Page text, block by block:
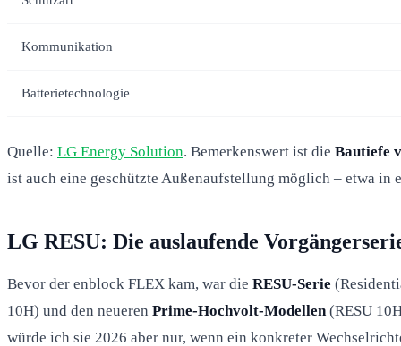
Kommunikation
Batterietechnologie
Quelle: LG Energy Solution. Bemerkenswert ist die Bautiefe
ist auch eine geschützte Außenaufstellung möglich – etwa in
LG RESU: Die auslaufende
Bevor der enblock FLEX kam, war die RESU-Serie
10H) und den neueren Prime-Hochvolt-Modellen (RESU
würde ich sie 2026 aber nur, wenn ein konkreter